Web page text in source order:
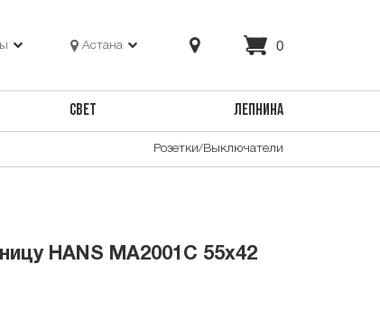
Астана 0
СВЕТ ЛЕПНИНА
Розетки/Выключатели
HANS MA2001C 55x42